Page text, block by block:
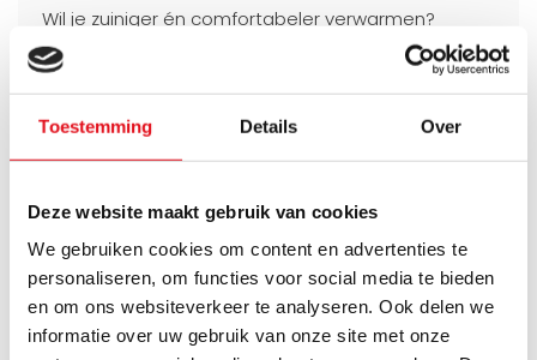
Toestemming Details Over
Deze website maakt gebruik van cookies
We gebruiken cookies om content en advertenties te
personaliseren, om functies voor social media te bieden
en om ons websiteverkeer te analyseren. Ook delen we
informatie over uw gebruik van onze site met onze
Wil je zuiniger én comfortabeler verwarmen?
Ontdek dan ons assortiment radiator ventilatoren
en laat je adviseren door onze experts.
Recente artikelen
15-07-2026
Nadelen lage temperatuur radiator? | De
oplossing